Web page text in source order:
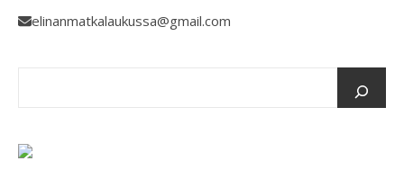
elinanmatkalaukussa@gmail.com